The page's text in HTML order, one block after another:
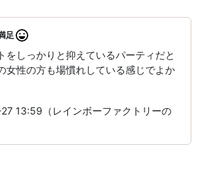
足
をしっかりと抑えているパーティだと
女性の方も場慣れしている感じでよか
13:59（レインボーファクトリーの